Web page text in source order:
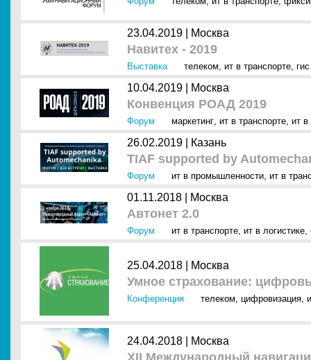
23.04.2019 | Москва
Навитех - 2019
Выставка телеком, ит в транспорте,
10.04.2019 | Москва
Конвенция РОАД 2019
Форум маркетинг, ит в транспорте, ит в
26.02.2019 | Казань
TIAF supported by
Форум ит в промышленности, ит в
01.11.2018 | Москва
Автонет 2.0
Форум ит в транспорте, ит в логистике,
25.04.2018 | Москва
Умное страхование:
Конференция телеком, цифровизация,
24.04.2018 | Москва
XII Международный